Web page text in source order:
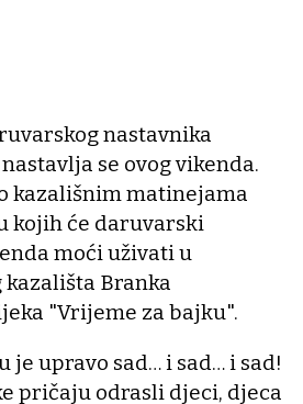
nastavnika
se ovog vikenda.
kazališnim matinejama
kojih će daruvarski
moći uživati u
Branka
"Vrijeme za bajku".
je upravo sad… i sad… i sad!
pričaju odrasli djeci, djeca